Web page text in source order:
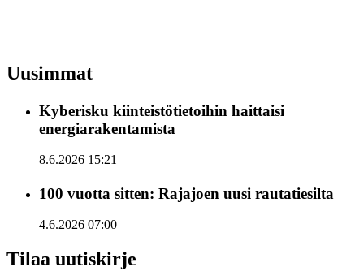
Uusimmat
Kyberisku kiinteistötietoihin haittaisi
energiarakentamista
8.6.2026 15:21
100 vuotta sitten: Rajajoen uusi rautatiesilta
4.6.2026 07:00
Tilaa uutiskirje